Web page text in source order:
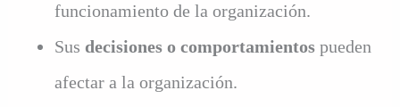
funcionamiento de la organización.
Sus decisiones o comportamientospueden
afectar a la organización.